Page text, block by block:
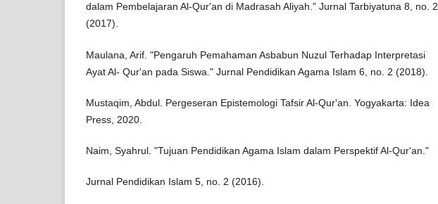
dalam Pembelajaran Al-Qur'an di Madrasah Aliyah." Jurnal Tarbiyatuna 8, no. 2
(2017).
Maulana, Arif. "Pengaruh Pemahaman Asbabun Nuzul Terhadap Interpretasi
Ayat Al- Qur'an pada Siswa." Jurnal Pendidikan Agama Islam 6, no. 2 (2018).
Mustaqim, Abdul. Pergeseran Epistemologi Tafsir Al-Qur'an. Yogyakarta: Idea
Press, 2020.
Naim, Syahrul. "Tujuan Pendidikan Agama Islam dalam Perspektif Al-Qur'an."
Jurnal Pendidikan Islam 5, no. 2 (2016).